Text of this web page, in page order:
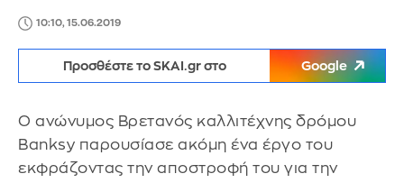
10:10, 15.06.2019
Προσθέστε το SKAI.gr στο Google
Ο ανώνυμος Βρετανός καλλιτέχνης δρόμου
Banksy παρουσίασε ακόμη ένα έργο του
εκφράζοντας την αποστροφή του για την